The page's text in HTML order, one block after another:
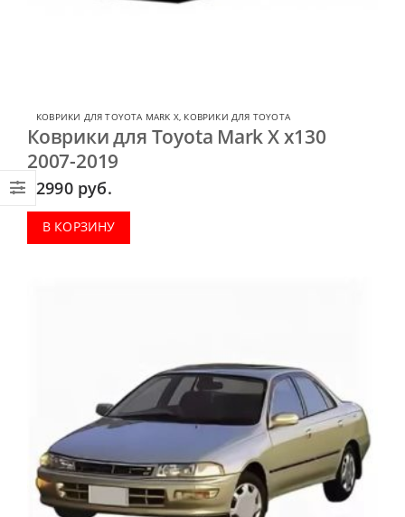
КОВРИКИ ДЛЯ TOYOTA MARK X КОВРИКИ ДЛЯ TOYOTA
Коврики для Toyota Mark X x130
2007-2019
2990 руб.
В КОРЗИНУ